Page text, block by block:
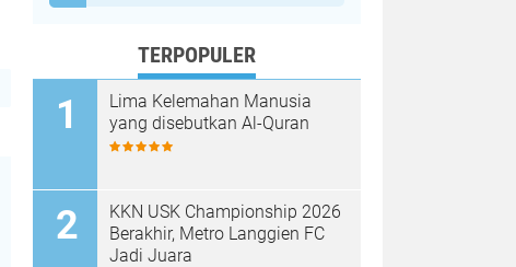
TERPOPULER
Lima Kelemahan Manusia
yang disebutkan Al-Quran
KKN USK Championship 2026
Berakhir, Metro Langgien FC
Jadi Juara